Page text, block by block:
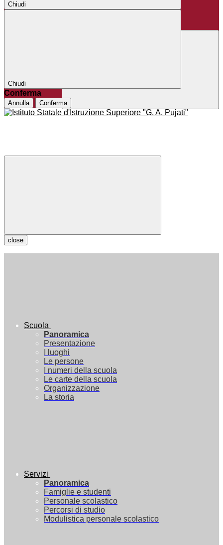
Chiudi
Chiudi
Conferma
Annulla Conferma
close
Scuola
Panoramica
Presentazione
I luoghi
Le persone
I numeri della scuola
Le carte della scuola
Organizzazione
La storia
Servizi
Panoramica
Famiglie e studenti
Personale scolastico
Percorsi di studio
Modulistica personale scolastico